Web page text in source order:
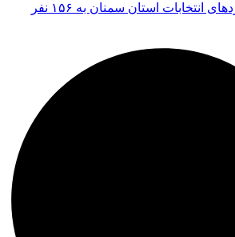
براری: تعداد نامزدهای انتخابات استان سمنان به ۱۵۶ نفر